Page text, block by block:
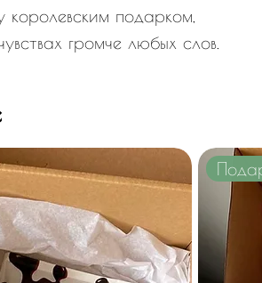
королевским подарком,
громче любых слов.